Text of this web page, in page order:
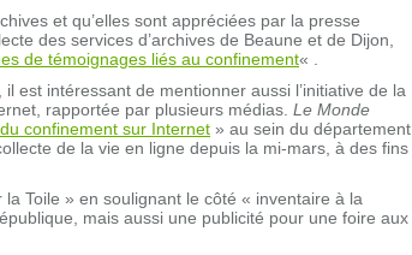
et qu’elles sont appréciées par la presse
des services d’archives de Beaune et de Dijon,
de témoignages liés au confinement« .
est intéressant de mentionner aussi l’initiative de la
rapportée par plusieurs médias. Le Monde
confinement sur Internet » au sein du département
de la vie en ligne depuis la mi-mars, à des fins
la Toile » en soulignant le côté « inventaire à la
mais aussi une publicité pour une foire aux